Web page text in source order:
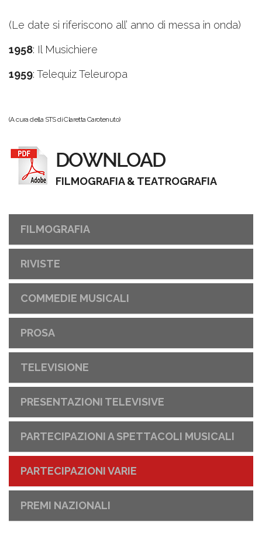
(Le date si riferiscono all’ anno di messa in onda)
1958: Il Musichiere
1959: Telequiz Teleuropa
(A cura della STS di Claretta Carotenuto)
DOWNLOAD
FILMOGRAFIA & TEATROGRAFIA
FILMOGRAFIA
RIVISTE
COMMEDIE MUSICALI
PROSA
TELEVISIONE
PRESENTAZIONI TELEVISIVE
PARTECIPAZIONI A SPETTACOLI MUSICALI
PARTECIPAZIONI VARIE
PREMI NAZIONALI